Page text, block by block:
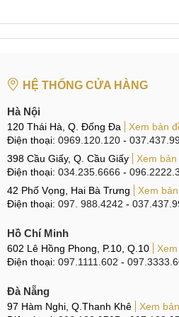
Hỗ trợ trả góp 0%
góp 0% giúp quý khách có thể
với nhiều kỳ hạn khác nhau. Cho
tín dụng hay thông qua công ty
đều nhanh chóng và dễ dàng.
Bạn Mai Hương Thủy (20 tuổi)
chưa đủ tiền thanh toán 1 lần đã
hỗ trợ mua trả góp 0% thông qua
So sánh sản phẩm tương
Cùng so sánh iPhone 16e
những điểm mạnh và yếu của các
HỆ THỐNG CỬA HÀNG
Hà Nội
120 Thái Hà, Q. Đống Đa
Xem bản
Điện thoại: 0969.120.120 -
398 Cầu Giấy, Q. Cầu Giấy
Xem bản
Điện thoại: 034.235.6666 -
42 Phố Vọng, Hai Bà Trưng
Xem
Điện thoại: 097. 988.4242 -
Hồ Chí Minh
602 Lê Hồng Phong, P.10, Q.10
Điện thoại: 097.1111.602 -
Đà Nẵng
97 Hàm Nghi, Q.Thanh Khê
Xem